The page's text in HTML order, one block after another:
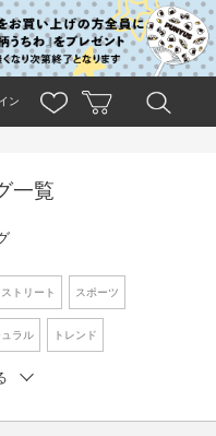
ン
一覧
ストリート スポーツ
ラル トレンド
ス シャツコーデ